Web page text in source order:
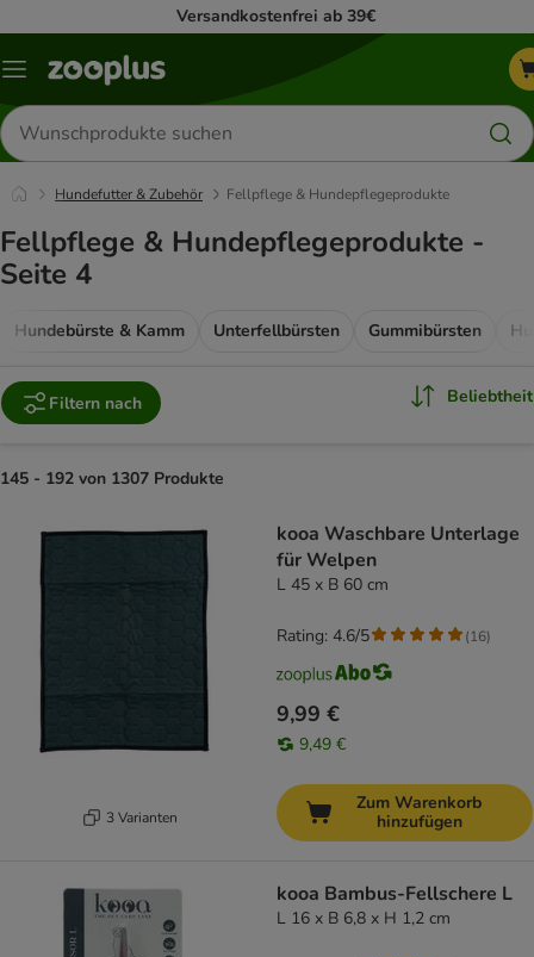
Versandkostenfrei ab 39€
Menü
Produkte
suchen
Hundefutter & Zubehör Fellpflege & Hundepflegeprodukte
Fellpflege & Hundepflegeprodukte -
Seite 4
Hundebürste & Kamm Unterfellbürsten Gummibürsten
Filtern nach Beliebtheit
145 - 192 von 1307 Produkte
3 Varianten
kooa Waschbare Unterlage
für Welpen
L 45 x B 60 cm
9,99 €
9,49 €
Rating: 4.6/5 (16)
Zum Warenkorb
hinzufügen
kooa Bambus-Fellschere L
L 16 x B 6,8 x H 1,2 cm